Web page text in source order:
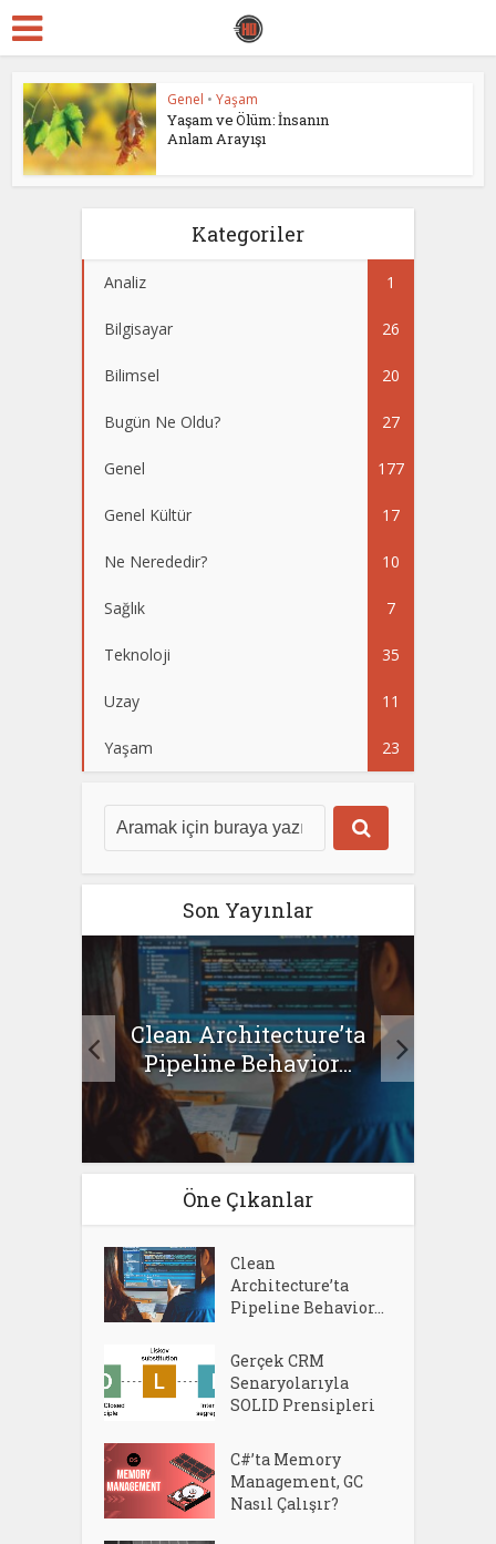
Genel • Yaşam
Yaşam ve Ölüm: İnsanın
Anlam Arayışı
Kategoriler
Analiz 1
Bilgisayar 26
Bilimsel 20
Bugün Ne Oldu? 27
Genel 177
Genel Kültür 17
Ne Nerededir? 10
Sağlık 7
Teknoloji 35
Uzay 11
Yaşam 23
Son Yayınlar
Clean Architecture’ta
Pipeline Behavior...
Öne Çıkanlar
Clean
Architecture’ta
Pipeline Behavior...
Gerçek CRM
Senaryolarıyla
SOLID Prensipleri
C#’ta Memory
Management, GC
Nasıl Çalışır?